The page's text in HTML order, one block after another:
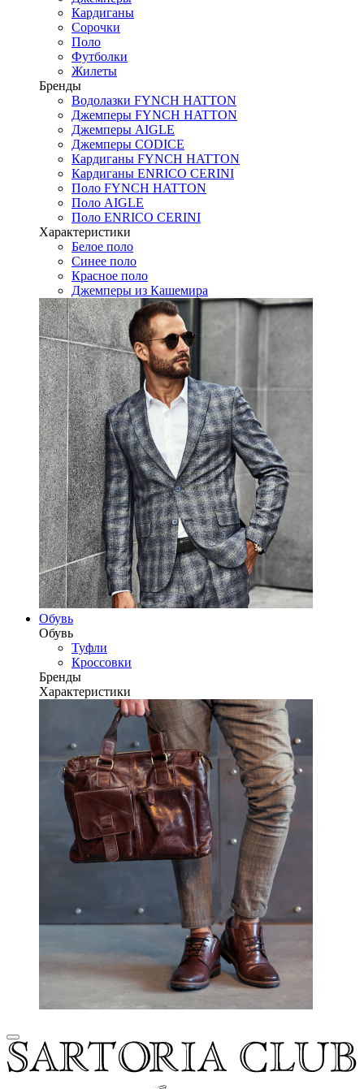
Кардиганы
Сорочки
Поло
Футболки
Жилеты
Бренды
Водолазки FYNCH HATTON
Джемперы FYNCH HATTON
Джемперы AIGLE
Джемперы CODICE
Кардиганы FYNCH HATTON
Кардиганы ENRICO CERINI
Поло FYNCH HATTON
Поло AIGLE
Поло ENRICO CERINI
Характеристики
Белое поло
Синее поло
Красное поло
Джемперы из Кашемира
Обувь
Обувь
Туфли
Кроссовки
Бренды
Характеристики